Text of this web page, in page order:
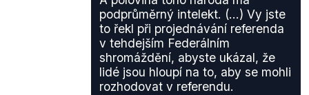
podprůměrný intelekt. (...) Vy jste
to řekl při projednávání referenda
v tehdejším Federálním
shromáždění, abyste ukázal, že
lidé jsou hloupí na to, aby se mohli
rozhodovat v referendu.